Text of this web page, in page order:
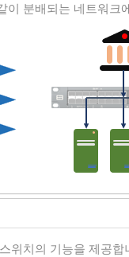
이 분배되는 네트워크
위치의 기능을 제공합